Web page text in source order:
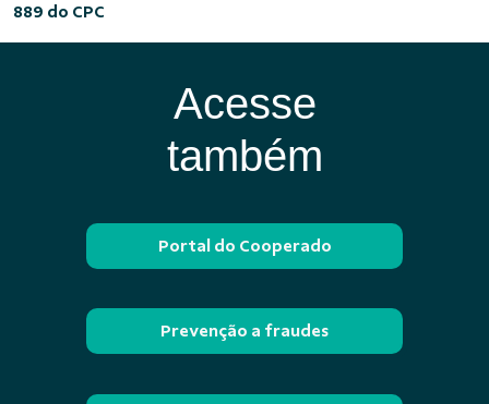
889 do CPC
Acesse
também
Portal do Cooperado
Prevenção a fraudes